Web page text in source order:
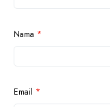
Nama *
Email *